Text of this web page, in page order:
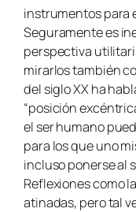
instrumentos para
Seguramente es
perspectiva
mirarlos también
del siglo XX ha
“posición
el ser humano
para los que uno
incluso ponerse al
Reflexiones como
atinadas, pero tal